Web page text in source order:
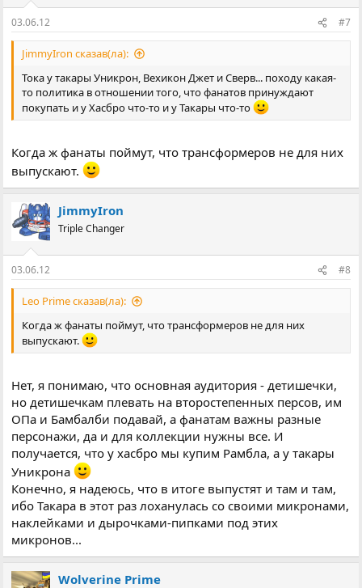
03.06.12 #7
JimmyIron сказав(ла):
Тока у такары Уникрон, Вехикон Джет и Сверв... походу какая-
то политика в отношении того, что фанатов принуждают
покупать и у Хасбро что-то и у Такары что-то
Когда ж фанаты поймут, что трансформеров не для них
выпускают.
JimmyIron
Triple Changer
03.06.12 #8
Leo Prime сказав(ла):
Когда ж фанаты поймут, что трансформеров не для них
выпускают.
Нет, я понимаю, что основная аудитория - детишечки,
но детишечкам плевать на второстепенных персов, им
ОПа и Бамбалби подавай, а фанатам важны разные
персонажи, да и для коллекции нужны все. И
получается, что у хасбро мы купим Рамбла, а у такары
Уникрона
Конечно, я надеюсь, что в итоге выпустят и там и там,
ибо Такара в этот раз лоханулась со своими микронами,
наклейками и дырочками-пипками под этих
микронов...
Wolverine Prime